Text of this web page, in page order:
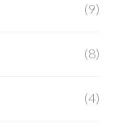
(9)
(8)
(4)